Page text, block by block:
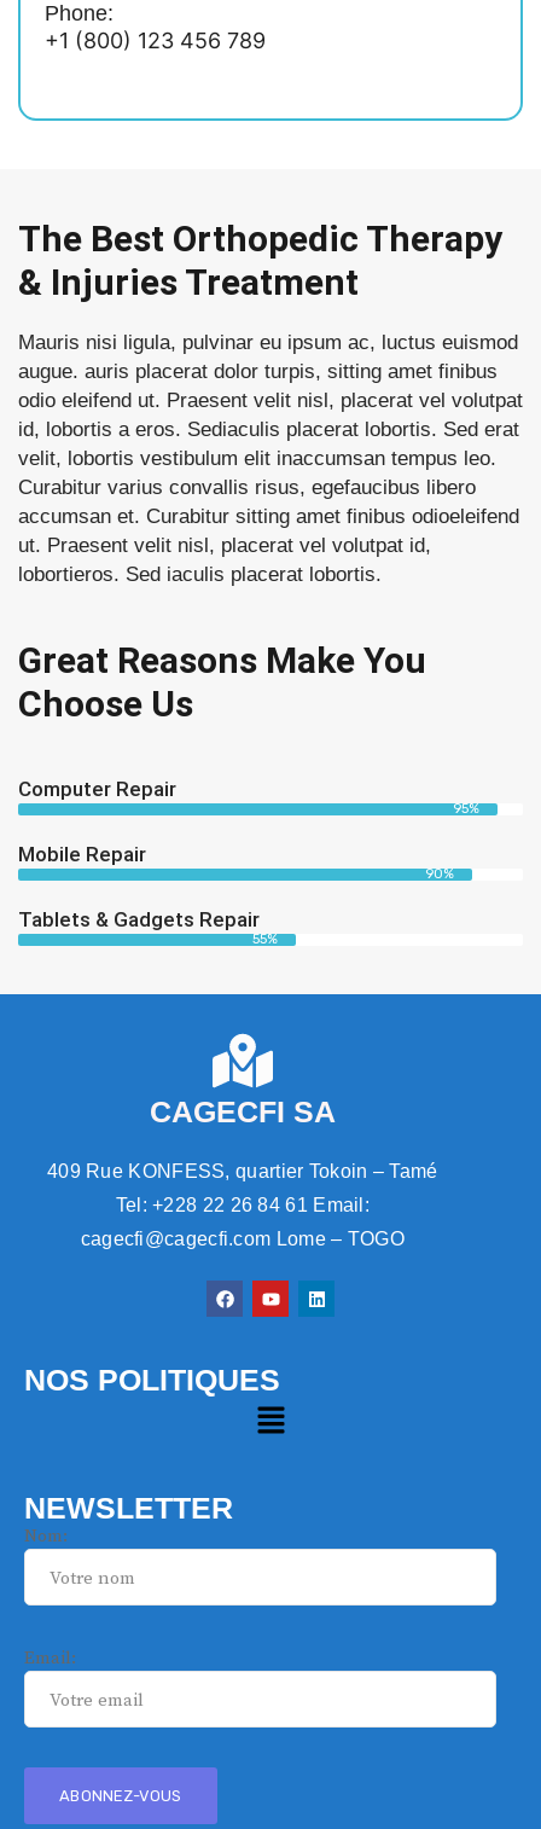
Phone:
+1 (800) 123 456 789
The Best Orthopedic Therapy
& Injuries Treatment
Mauris nisi ligula, pulvinar eu ipsum ac, luctus euismod
augue. auris placerat dolor turpis, sitting amet finibus
odio eleifend ut. Praesent velit nisl, placerat vel volutpat
id, lobortis a eros. Sediaculis placerat lobortis. Sed erat
velit, lobortis vestibulum elit inaccumsan tempus leo.
Curabitur varius convallis risus, egefaucibus libero
accumsan et. Curabitur sitting amet finibus odioeleifend
ut. Praesent velit nisl, placerat vel volutpat id,
lobortieros. Sed iaculis placerat lobortis.
Great Reasons Make You
Choose Us
Computer Repair
95%
Mobile Repair
90%
Tablets & Gadgets Repair
55%
CAGECFI SA
409 Rue KONFESS, quartier Tokoin – Tamé
Tel: +228 22 26 84 61 Email:
cagecfi@cagecfi.com Lome – TOGO
NOS POLITIQUES
NEWSLETTER
Nom:
Email: